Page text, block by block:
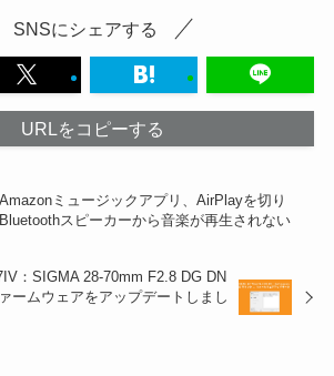
SNSにシェアする
URLをコピーする
Amazonミュージックアプリ、AirPlayを切り
スピーカーから音楽が再生されない
：SIGMA 28-70mm F2.8 DG DN
ームウェアをアップデートしまし